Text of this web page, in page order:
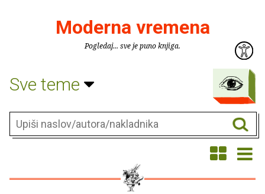
Moderna vremena
Pogledaj... sve je puno knjiga.
Sve teme